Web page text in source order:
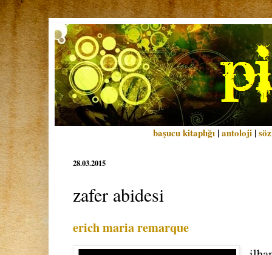
başucu kitaplığı |antoloji |
28.03.2015
zafer abidesi
erich maria remarque